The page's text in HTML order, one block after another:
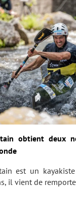
obtient deux
est un
il vient de